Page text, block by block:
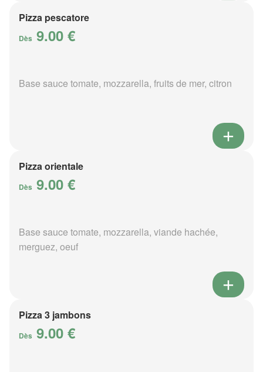
Pizza pescatore
Dès 9.00 €
Base sauce tomate, mozzarella, fruits de mer, citron
Pizza orientale
Dès 9.00 €
Base sauce tomate, mozzarella, viande hachée,
merguez, oeuf
Pizza 3 jambons
Dès 9.00 €